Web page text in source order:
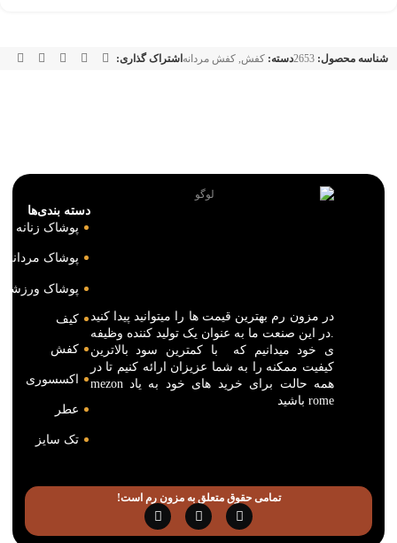
شناسه محصول:2653دسته: کفش کفش مردانه اشتراک گذاری:
در مزون رم بهترین قیمت ها را میتوانید پیدا کنید
.در این صنعت ما به عنوان یک تولید کننده وظیفه
ی خود میدانیم که با کمترین سود بالاترین
کیفیت ممکنه را به شما عزیزان ارائه کنیم تا در
همه حالت برای خرید های خود به یاد mezon
rome باشید
دسته بندی‌ها
پوشاک زنانه
پوشاک مردانه
پوشاک ورزشی
کیف
کفش
اکسسوری
عطر
تک سایز
تمامی حقوق متعلق به مزون رم است!